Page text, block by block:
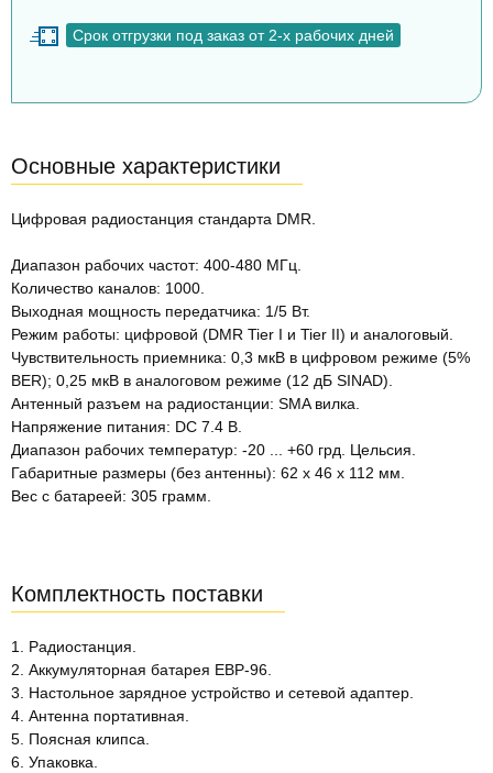
Срок отгрузки под заказ от 2-х рабочих дней
Основные характеристики
Цифровая радиостанция стандарта DMR.
Диапазон рабочих частот: 400-480 МГц.
Количество каналов: 1000.
Выходная мощность передатчика: 1/5 Вт.
Режим работы: цифровой (DMR Tier I и Tier II) и аналоговый.
Чувствительность приемника: 0,3 мкВ в цифровом режиме (5%
BER); 0,25 мкВ в аналоговом режиме (12 дБ SINAD).
Антенный разъем на радиостанции: SMA вилка.
Напряжение питания: DC 7.4 В.
Диапазон рабочих температур: -20 ... +60 грд. Цельсия.
Габаритные размеры (без антенны): 62 x 46 x 112 мм.
Вес с батареей: 305 грамм.
Комплектность поставки
1. Радиостанция.
2. Аккумуляторная батарея EBP-96.
3. Настольное зарядное устройство и сетевой адаптер.
4. Антенна портативная.
5. Поясная клипса.
6. Упаковка.